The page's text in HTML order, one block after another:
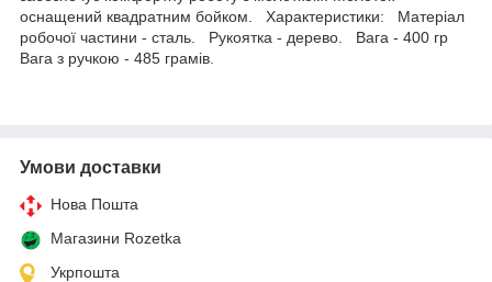
оснащений квадратним бойком. Характеристики: Матеріал
робочої частини - сталь. Рукоятка - дерево. Вага - 400 гр
Вага з ручкою - 485 грамів.
Умови доставки
Нова Пошта
Магазини Rozetka
Укрпошта